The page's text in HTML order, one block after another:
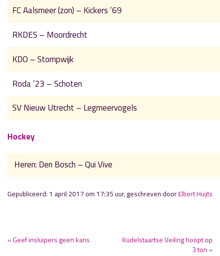
FC Aalsmeer (zon) – Kickers ’69
RKDES – Moordrecht
KDO – Stompwijk
Roda ’23 – Schoten
SV Nieuw Utrecht – Legmeervogels
Hockey
Heren: Den Bosch – Qui Vive
Gepubliceerd: 1 april 2017 om 17:35 uur, geschreven doorElbert Huijts
« Geef insluipers geen kans
Kudelstaartse Veiling hoopt op
3 ton »